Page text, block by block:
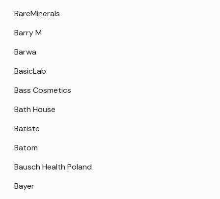
BareMinerals
Barry M
Barwa
BasicLab
Bass Cosmetics
Bath House
Batiste
Batom
Bausch Health Poland
Bayer